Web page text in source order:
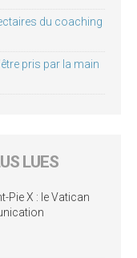
du coaching
pris par la main
LUES
Pie X : le Vatican